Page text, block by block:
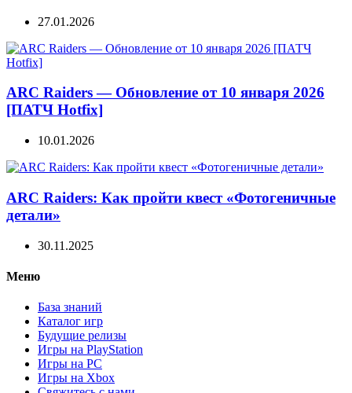
27.01.2026
ARC Raiders — Обновление от 10 января 2026
[ПАТЧ Hotfix]
10.01.2026
ARC Raiders: Как пройти квест «Фотогеничные
детали»
30.11.2025
Меню
База знаний
Каталог игр
Будущие релизы
Игры на PlayStation
Игры на PC
Игры на Xbox